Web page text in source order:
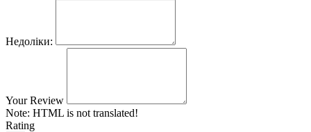
Недоліки:
Your Review
Note: HTML is not translated!
Rating